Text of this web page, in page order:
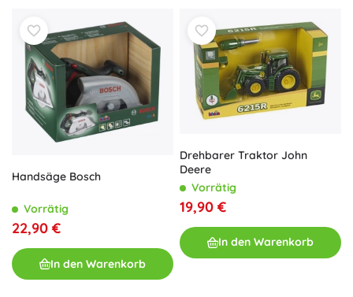
Handsäge Bosch
Vorrätig
22,90 €
In den Warenkorb
Drehbarer Traktor John
Deere
Vorrätig
19,90 €
In den Warenkorb